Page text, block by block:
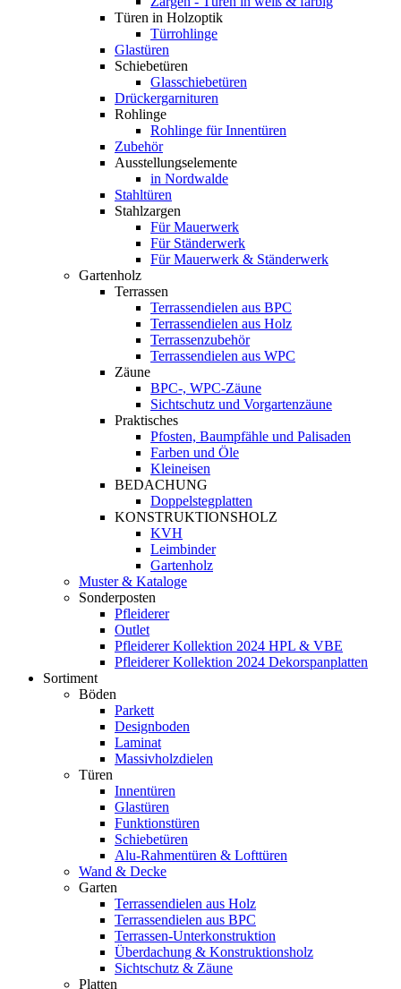
Türen in Holzoptik
Türrohlinge
Glastüren
Schiebetüren
Glasschiebetüren
Drückergarnituren
Rohlinge
Rohlinge für Innentüren
Zubehör
Ausstellungselemente
in Nordwalde
Stahltüren
Stahlzargen
Für Mauerwerk
Für Ständerwerk
Für Mauerwerk & Ständerwerk
Gartenholz
Terrassen
Terrassendielen aus BPC
Terrassendielen aus Holz
Terrassenzubehör
Terrassendielen aus WPC
Zäune
BPC-, WPC-Zäune
Sichtschutz und Vorgartenzäune
Praktisches
Pfosten, Baumpfähle und Palisaden
Farben und Öle
Kleineisen
BEDACHUNG
Doppelstegplatten
KONSTRUKTIONSHOLZ
KVH
Leimbinder
Gartenholz
Muster & Kataloge
Sonderposten
Pfleiderer
Outlet
Pfleiderer Kollektion 2024 HPL & VBE
Pfleiderer Kollektion 2024 Dekorspanplatten
Sortiment
Böden
Parkett
Designboden
Laminat
Massivholzdielen
Türen
Innentüren
Glastüren
Funktionstüren
Schiebetüren
Alu-Rahmentüren & Lofttüren
Wand & Decke
Garten
Terrassendielen aus Holz
Terrassendielen aus BPC
Terrassen-Unterkonstruktion
Überdachung & Konstruktionsholz
Sichtschutz & Zäune
Platten